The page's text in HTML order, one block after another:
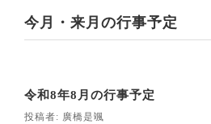
今月・来月の行事予定
令和8年8月の行事予定
投稿者: 廣橋是颯